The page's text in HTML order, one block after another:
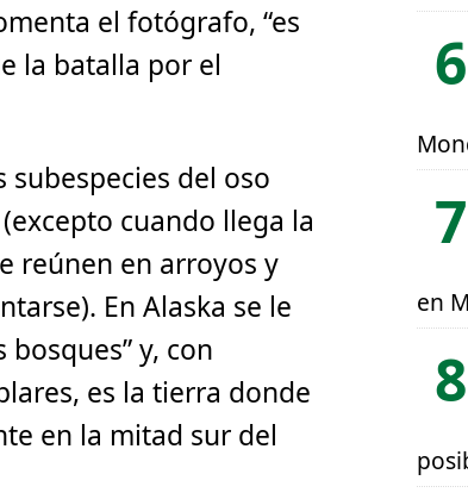
el fotógrafo, “es
la batalla por el
subespecies del oso
cuando llega la
reúnen en arroyos y
En Alaska se le
bosques” y, con
es la tierra donde
en la mitad sur del
en